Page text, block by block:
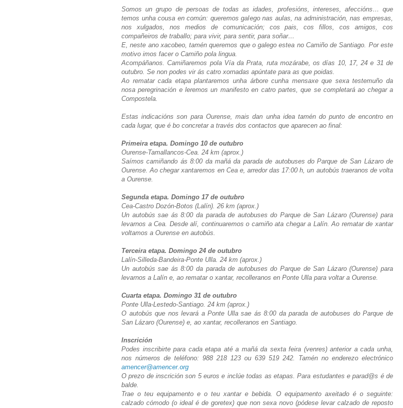
Somos un grupo de persoas de todas as idades, profesións, intereses, afeccións… que
temos unha cousa en común: queremos galego nas aulas, na administración, nas empresas,
nos xulgados, nos medios de comunicación; cos pais, cos fillos, cos amigos, cos
compañeiros de traballo; para vivir, para sentir, para soñar…
E, neste ano xacobeo, tamén queremos que o galego estea no Camiño de Santiago. Por este
motivo imos facer o Camiño pola lingua.
Acompáñanos. Camiñaremos pola Vía da Prata, ruta mozárabe, os días 10, 17, 24 e 31 de
outubro. Se non podes vir ás catro xornadas apúntate para as que poidas.
Ao rematar cada etapa plantaremos unha árbore cunha mensaxe que sexa testemuño da
nosa peregrinación e leremos un manifesto en catro partes, que se completará ao chegar a
Compostela.
Estas indicacións son para Ourense, mais dan unha idea tamén do punto de encontro en
cada lugar, que é bo concretar a través dos contactos que aparecen ao final:
Primeira etapa. Domingo 10 de outubro
Ourense-Tamallancos-Cea. 24 km (aprox.)
Saímos camiñando ás 8:00 da mañá da parada de autobuses do Parque de San Lázaro de
Ourense. Ao chegar xantaremos en Cea e, arredor das 17:00 h, un autobús traeranos de volta
a Ourense.
Segunda etapa. Domingo 17 de outubro
Cea-Castro Dozón-Botos (Lalín). 26 km (aprox.)
Un autobús sae ás 8:00 da parada de autobuses do Parque de San Lázaro (Ourense) para
levarnos a Cea. Desde alí, continuaremos o camiño ata chegar a Lalín. Ao rematar de xantar
voltamos a Ourense en autobús.
Terceira etapa. Domingo 24 de outubro
Lalín-Silleda-Bandeira-Ponte Ulla. 24 km (aprox.)
Un autobús sae ás 8:00 da parada de autobuses do Parque de San Lázaro (Ourense) para
levarnos a Lalín e, ao rematar o xantar, recolleranos en Ponte Ulla para voltar a Ourense.
Cuarta etapa. Domingo 31 de outubro
Ponte Ulla-Lestedo-Santiago. 24 km (aprox.)
O autobús que nos levará a Ponte Ulla sae ás 8:00 da parada de autobuses do Parque de
San Lázaro (Ourense) e, ao xantar, recolleranos en Santiago.
Inscrición
Podes inscribirte para cada etapa até a mañá da sexta feira (venres) anterior a cada unha,
nos números de teléfono: 988 218 123 ou 639 519 242. Tamén no enderezo electrónico
amencer@amencer.org
O prezo de inscrición son 5 euros e inclúe todas as etapas. Para estudantes e parad@s é de
balde.
Trae o teu equipamento e o teu xantar e bebida. O equipamento axeitado é o seguinte:
calzado cómodo (o ideal é de goretex) que non sexa novo (pódese levar calzado de reposto